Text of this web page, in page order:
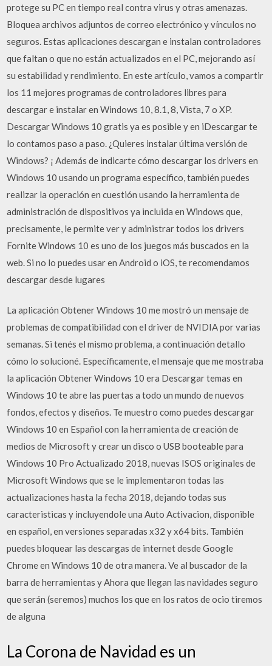
protege su PC en tiempo real contra virus y otras amenazas.
Bloquea archivos adjuntos de correo electrónico y vínculos no
seguros. Estas aplicaciones descargan e instalan controladores
que faltan o que no están actualizados en el PC, mejorando así
su estabilidad y rendimiento. En este artículo, vamos a compartir
los 11 mejores programas de controladores libres para
descargar e instalar en Windows 10, 8.1, 8, Vista, 7 o XP.
Descargar Windows 10 gratis ya es posible y en iDescargar te
lo contamos paso a paso. ¿Quieres instalar última versión de
Windows? ¡ Además de indicarte cómo descargar los drivers en
Windows 10 usando un programa específico, también puedes
realizar la operación en cuestión usando la herramienta de
administración de dispositivos ya incluida en Windows que,
precisamente, le permite ver y administrar todos los drivers
Fornite Windows 10 es uno de los juegos más buscados en la
web. Si no lo puedes usar en Android o iOS, te recomendamos
descargar desde lugares
La aplicación Obtener Windows 10 me mostró un mensaje de
problemas de compatibilidad con el driver de NVIDIA por varias
semanas. Si tenés el mismo problema, a continuación detallo
cómo lo solucioné. Específicamente, el mensaje que me mostraba
la aplicación Obtener Windows 10 era Descargar temas en
Windows 10 te abre las puertas a todo un mundo de nuevos
fondos, efectos y diseños. Te muestro como puedes descargar
Windows 10 en Español con la herramienta de creación de
medios de Microsoft y crear un disco o USB booteable para
Windows 10 Pro Actualizado 2018, nuevas ISOS originales de
Microsoft Windows que se le implementaron todas las
actualizaciones hasta la fecha 2018, dejando todas sus
caracteristicas y incluyendole una Auto Activacion, disponible
en español, en versiones separadas x32 y x64 bits. También
puedes bloquear las descargas de internet desde Google
Chrome en Windows 10 de otra manera. Ve al buscador de la
barra de herramientas y Ahora que llegan las navidades seguro
que serán (seremos) muchos los que en los ratos de ocio tiremos
de alguna
La Corona de Navidad es un